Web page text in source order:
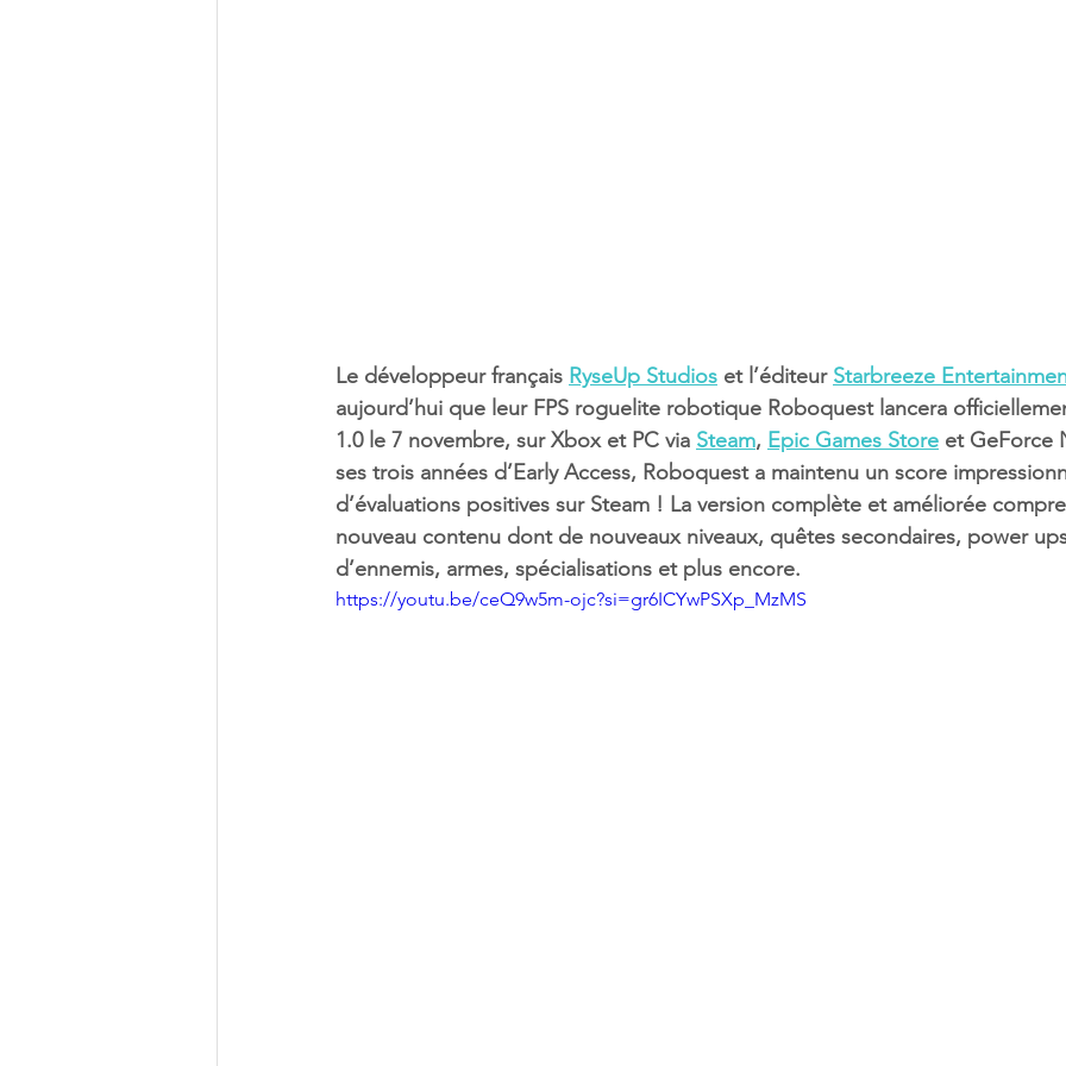
Le développeur français RyseUp Studios et l’éditeur Starbreeze
aujourd’hui que leur FPS roguelite robotique Roboquest lancera
1.0 le 7 novembre, sur Xbox et PC via Steam, Epic Games Store et GeForce
ses trois années d’Early Access, Roboquest a maintenu un score
d’évaluations positives sur Steam ! La version complète et améliorée
nouveau contenu dont de nouveaux niveaux, quêtes secondaires, power
d’ennemis, armes, spécialisations et plus encore.
https://youtu.be/ceQ9w5m-ojc?si=gr6ICYwPSXp_MzMS